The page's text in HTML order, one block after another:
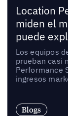
Location
miden el
puede
Los equipos
prueban casi
Performance
ingresos
Blogs